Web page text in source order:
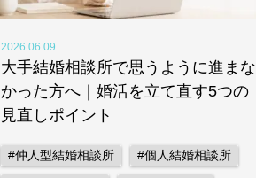
2026.06.09
大手結婚相談所で思うように進まな
かった方へ｜婚活を立て直す5つの
見直しポイント
#仲人型結婚相談所 #個人結婚相談所